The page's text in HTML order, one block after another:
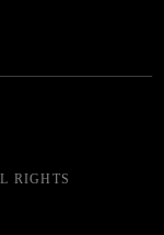
RIGHTS